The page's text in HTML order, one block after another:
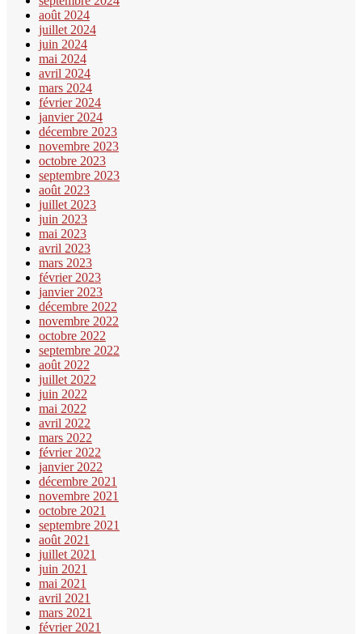
août 2024
juillet 2024
juin 2024
mai 2024
avril 2024
mars 2024
février 2024
janvier 2024
décembre 2023
novembre 2023
octobre 2023
septembre 2023
août 2023
juillet 2023
juin 2023
mai 2023
avril 2023
mars 2023
février 2023
janvier 2023
décembre 2022
novembre 2022
octobre 2022
septembre 2022
août 2022
juillet 2022
juin 2022
mai 2022
avril 2022
mars 2022
février 2022
janvier 2022
décembre 2021
novembre 2021
octobre 2021
septembre 2021
août 2021
juillet 2021
juin 2021
mai 2021
avril 2021
mars 2021
février 2021